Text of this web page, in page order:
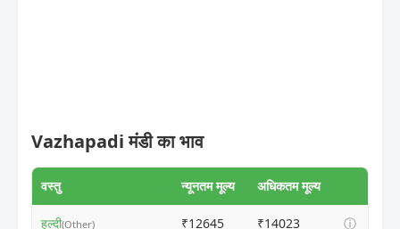
Vazhapadi मंडी का भाव
वस्तु न्यूनतम मूल्य अधिकतम मूल्य
हल्दी(Other) ₹12645 ₹14023 ⓘ